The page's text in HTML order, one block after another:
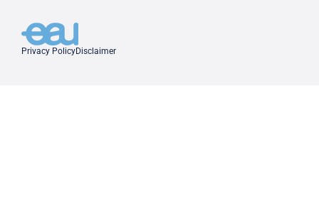
Privacy PolicyDisclaimer